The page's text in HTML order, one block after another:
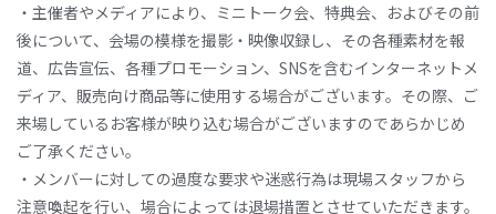
・主催者やメディアにより、ミニトーク会、特典会、およびその前
後について、会場の模様を撮影・映像収録し、その各種素材を報
道、広告宣伝、各種プロモーション、SNSを含むインターネットメ
ディア、販売向け商品等に使用する場合がございます。その際、ご
来場しているお客様が映り込む場合がございますのであらかじめ
ご了承ください。
・メンバーに対しての過度な要求や迷惑行為は現場スタッフから
注意喚起を行い、場合によっては退場措置とさせていただきます。